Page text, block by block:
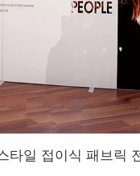
타일 접이식 패브릭